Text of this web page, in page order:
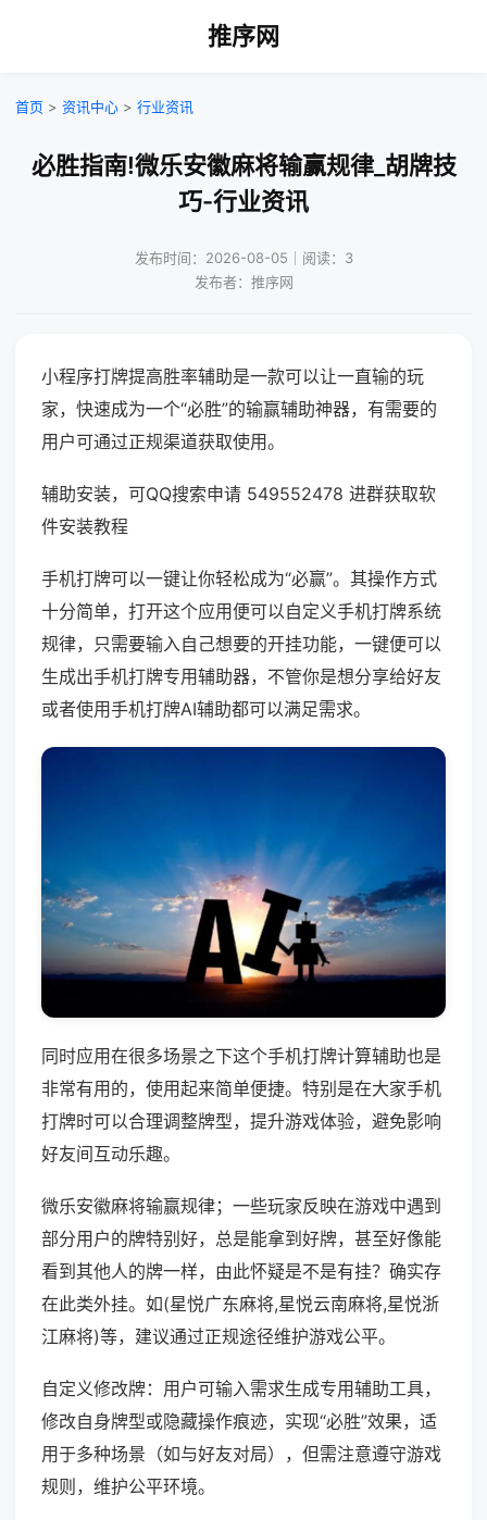
推序网
首页 > 资讯中心 > 行业资讯
必胜指南!微乐安徽麻将输赢规律_胡牌技
巧-行业资讯
发布时间：2026-08-05｜阅读：3
发布者：推序网
小程序打牌提高胜率辅助是一款可以让一直输的玩
家，快速成为一个“必胜”的输赢辅助神器，有需要的
用户可通过正规渠道获取使用。
辅助安装，可QQ搜索申请 549552478 进群获取软
件安装教程
手机打牌可以一键让你轻松成为“必赢”。其操作方式
十分简单，打开这个应用便可以自定义手机打牌系统
规律，只需要输入自己想要的开挂功能，一键便可以
生成出手机打牌专用辅助器，不管你是想分享给好友
或者使用手机打牌AI辅助都可以满足需求。
同时应用在很多场景之下这个手机打牌计算辅助也是
非常有用的，使用起来简单便捷。特别是在大家手机
打牌时可以合理调整牌型，提升游戏体验，避免影响
好友间互动乐趣。
微乐安徽麻将输赢规律；一些玩家反映在游戏中遇到
部分用户的牌特别好，总是能拿到好牌，甚至好像能
看到其他人的牌一样，由此怀疑是不是有挂？确实存
在此类外挂。如(星悦广东麻将,星悦云南麻将,星悦浙
江麻将)等，建议通过正规途径维护游戏公平。
自定义修改牌：用户可输入需求生成专用辅助工具，
修改自身牌型或隐藏操作痕迹，实现“必胜”效果，适
用于多种场景（如与好友对局），但需注意遵守游戏
规则，维护公平环境。